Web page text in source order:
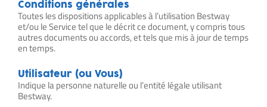
Conditions générales
Toutes les dispositions applicables à l’utilisation Bestway
et/ou le Service tel que le décrit ce document, y compris tous
autres documents ou accords, et tels que mis à jour de temps
en temps.
Utilisateur (ou Vous)
Indique la personne naturelle ou l’entité légale utilisant
Bestway.